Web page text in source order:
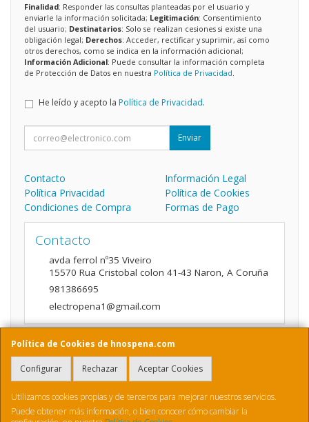
Política de Cookies de hnospena.com
Configurar Rechazar Aceptar Cookies
Utilizamos cookies propias y de terceros para mejorar nuestros servicios.
Puede obtener más información, o bien conocer cómo cambiar la
Finalidad: Responder las consultas planteadas por el usuario y
enviarle la información solicitada; Legitimación: Consentimiento
del usuario; Destinatarios: Solo se realizan cesiones si existe una
obligación legal; Derechos: Acceder, rectificar y suprimir, así como
otros derechos, como se indica en la información adicional;
Información Adicional: Puede consultar la información completa
de Protección de Datos en nuestra Política de Privacidad
He leído y acepto la Política de Privacidad.
Enviar
Contacto
Información Legal
Política Privacidad
Política de Cookies
Condiciones de Compra
Formas de Pago
Contacto
avda ferrol nº35 Viveiro
15570 Rua Cristobal colon 41-43 Naron, A Coruña
981386695
electropena1@gmail.com
Horario
9:00 a 14:00 y de 16:00 A 20:00